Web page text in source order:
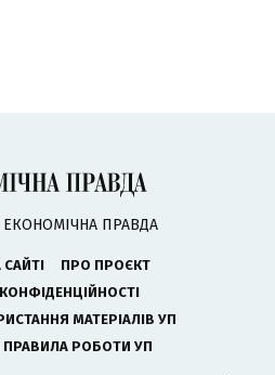
ЕКОНОМІЧНА ПРАВДА
ПРО ПРОЄКТ
МАТЕРІАЛІВ УП
ПРАВИЛА РОБОТИ УП